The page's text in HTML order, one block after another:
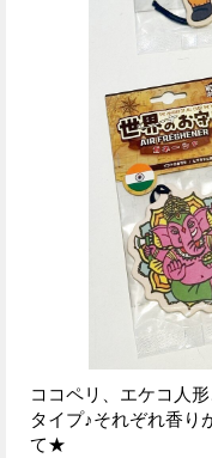
ココペリ、エケコ人
タイプ♪それぞれ香り
て★